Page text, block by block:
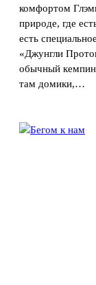
комфортом
природе, где
есть
«Джунгли
обычный
там домики,…